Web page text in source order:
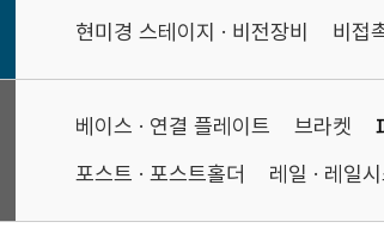
현미경 스테이지 · 비전장비
비접
베이스 · 연결 플레이트 브라켓
포스트 · 포스트홀더
레일 · 레일